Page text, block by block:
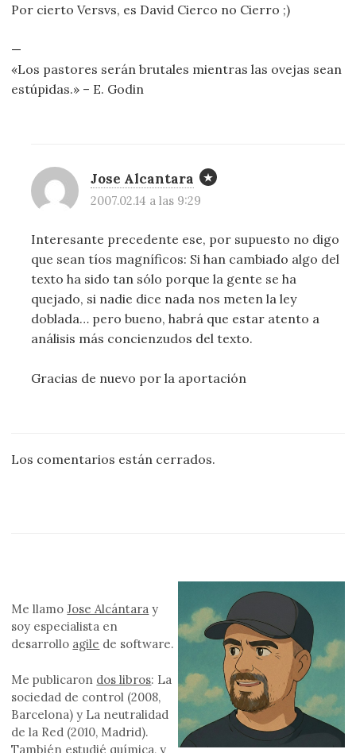
Por cierto Versvs, es David Cierco no Cierro ;)
—
«Los pastores serán brutales mientras las ovejas sean
estúpidas.» – E. Godin
Jose Alcantara
2007.02.14 a las 9:29
Interesante precedente ese, por supuesto no digo
que sean tíos magníficos: Si han cambiado algo del
texto ha sido tan sólo porque la gente se ha
quejado, si nadie dice nada nos meten la ley
doblada… pero bueno, habrá que estar atento a
análisis más concienzudos del texto.
Gracias de nuevo por la aportación
Los comentarios están cerrados.
Me llamoJose Alcántara y
soy especialista en
desarrollo agile de software.
Me publicaron dos libros: La
sociedad de control (2008,
Barcelona) y La neutralidad
de la Red (2010, Madrid).
También estudié química, y